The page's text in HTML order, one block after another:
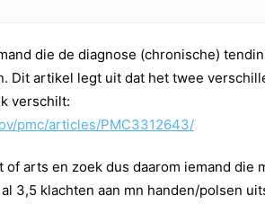
die de diagnose (chronische)
Dit artikel legt uit dat het twee
verschilt:
pmc/articles/PMC3312643/
of arts en zoek dus daarom iemand die
3,5 klachten aan mn handen/polsen